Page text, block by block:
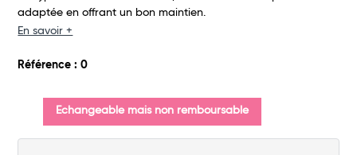
Total
adaptée en offrant un bon maintien.
En savoir +
Référence : 0
Echangeable mais non remboursable